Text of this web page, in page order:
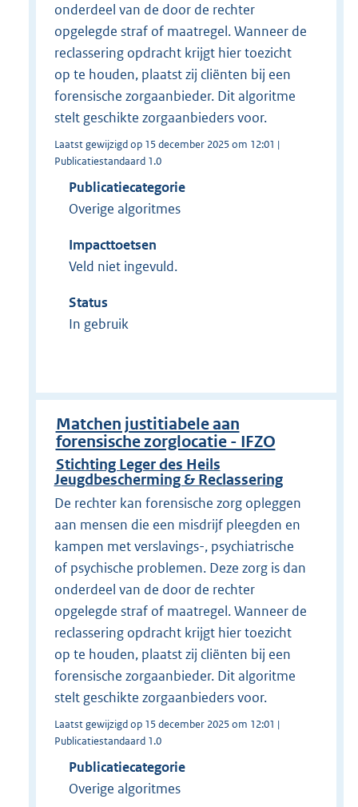
onderdeel van de door de rechter
opgelegde straf of maatregel. Wanneer de
reclassering opdracht krijgt hier toezicht
op te houden, plaatst zij cliënten bij een
forensische zorgaanbieder. Dit algoritme
stelt geschikte zorgaanbieders voor.
Laatst gewijzigd op 15 december 2025 om 12:01 |
Publicatiestandaard 1.0
Publicatiecategorie
Overige algoritmes
Impacttoetsen
Veld niet ingevuld.
Status
In gebruik
Matchen justitiabele aan
forensische zorglocatie - IFZO
Stichting Leger des Heils
Jeugdbescherming & Reclassering
De rechter kan forensische zorg opleggen
aan mensen die een misdrijf pleegden en
kampen met verslavings-, psychiatrische
of psychische problemen. Deze zorg is dan
onderdeel van de door de rechter
opgelegde straf of maatregel. Wanneer de
reclassering opdracht krijgt hier toezicht
op te houden, plaatst zij cliënten bij een
forensische zorgaanbieder. Dit algoritme
stelt geschikte zorgaanbieders voor.
Laatst gewijzigd op 15 december 2025 om 12:01 |
Publicatiestandaard 1.0
Publicatiecategorie
Overige algoritmes